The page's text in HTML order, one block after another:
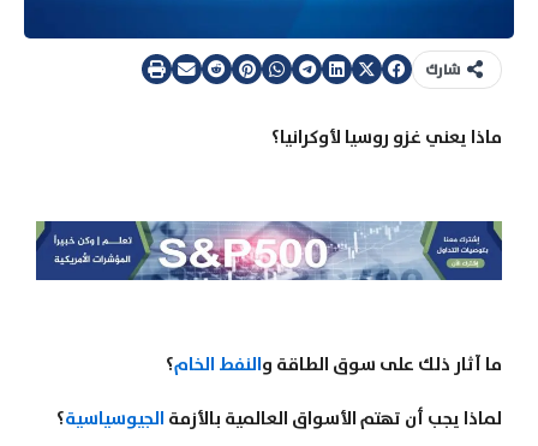
شارك
ماذا يعني غزو روسيا لأوكرانيا؟
ما آثار ذلك على سوق الطاقة والنفط الخام؟
لماذا يجب أن تهتم الأسواق العالمية بالأزمة الجيوسياسية؟